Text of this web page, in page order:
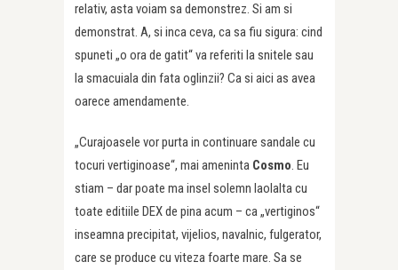
relativ, asta voiam sa demonstrez. Si am si
demonstrat. A, si inca ceva, ca sa fiu sigura: cind
spuneti „o ora de gatit“ va referiti la snitele sau
la smacuiala din fata oglinzii? Ca si aici as avea
oarece amendamente.
„Curajoasele vor purta in continuare sandale cu
tocuri vertiginoase“, mai ameninta Cosmo. Eu
stiam – dar poate ma insel solemn laolalta cu
toate editiile DEX de pina acum – ca „vertiginos“
inseamna precipitat, vijelios, navalnic, fulgerator,
care se produce cu viteza foarte mare. Sa se